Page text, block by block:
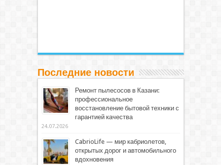
Последние новости
Ремонт пылесосов в Казани:
профессиональное
восстановление бытовой техники с
гарантией качества
24.07.2026
CabrioLife — мир кабриолетов,
открытых дорог и автомобильного
вдохновения